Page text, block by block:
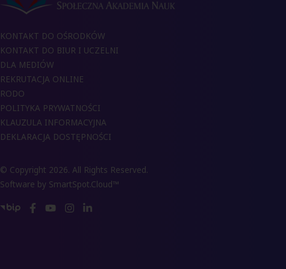
KONTAKT DO OŚRODKÓW
KONTAKT DO BIUR I UCZELNI
DLA MEDIÓW
REKRUTACJA ONLINE
RODO
POLITYKA PRYWATNOŚCI
KLAUZULA INFORMACYJNA
DEKLARACJA DOSTĘPNOŚCI
© Copyright 2026. All Rights Reserved.
Software by SmartSpot.Cloud™